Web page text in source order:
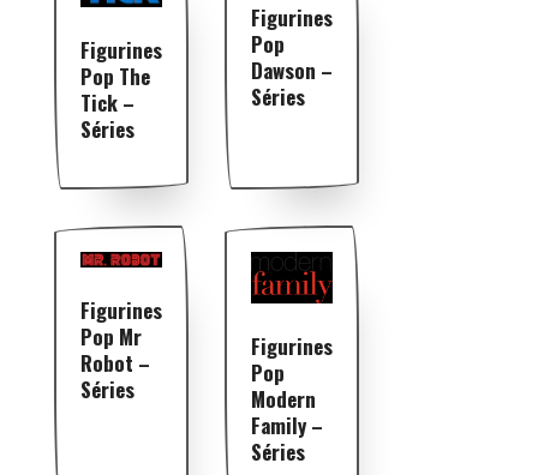
Figurines
Pop The
Tick –
Séries
Figurines
Pop
Dawson –
Séries
Figurines
Pop Mr
Robot –
Séries
Figurines
Pop
Modern
Family –
Séries